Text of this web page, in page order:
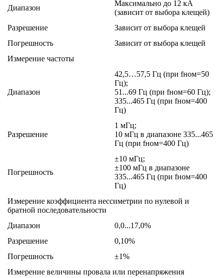
Диапазон
Максимально до 12 кА
(зависит от выбора клещей)
Разрешение
Зависит от выбора клещей
Погрешность
Зависит от выбора клещей
Измерение частоты
Диапазон
42,5…57,5 Гц (при fном=50
Гц);
51...69 Гц (при fном=60 Гц);
335...465 Гц (при fном=400
Гц)
Разрешение
1 мГц;
10 мГц в диапазоне 335...465
Гц (при fном=400 Гц)
Погрешность
±10 мГц;
±100 мГц в диапазоне
335...465 Гц (при fном=400
Гц)
Измерение коэффициента нессиметрии по нулевой и
братной последовательности
Диапазон
0,0...17,0%
Разрешение
0,10%
Погрешность
±1%
Измерение величины провала или перенапряжения